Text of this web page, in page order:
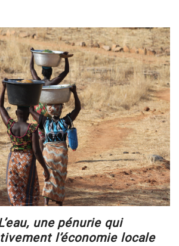
une pénurie qui
l’économie locale